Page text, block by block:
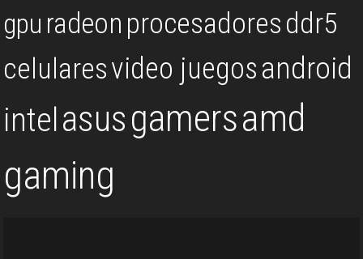
gpu radeon procesadoresddr5
celularesvideo juegosandroid
intelasusgamersamd
gaming